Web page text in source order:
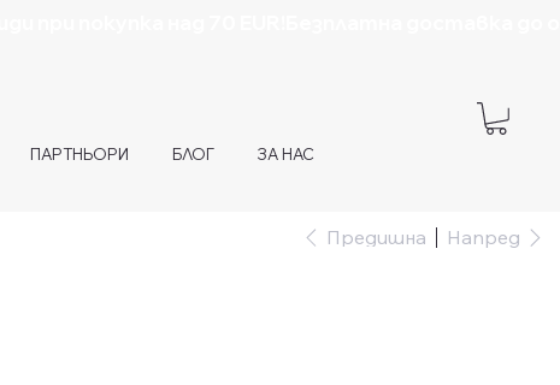
ПАРТНЬОРИ БЛОГ ЗА НАС
Предишна Напред